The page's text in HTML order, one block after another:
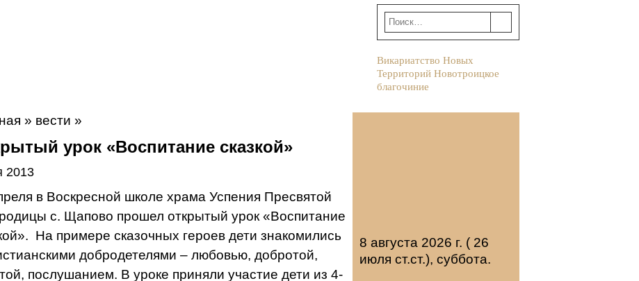
Викариатство Новых
Территорий Новотроицкое
благочиние
» вести »
урок «Воспитание сказкой»
2013
в Воскресной школе храма Успения Пресвятой
с. Щапово прошел открытый урок «Воспитание
На примере сказочных героев дети знакомились
добродетелями – любовью, добротой,
послушанием. В уроке приняли участие дети из 4-
8 августа 2026 г. ( 26
июля ст.ст.), суббота.